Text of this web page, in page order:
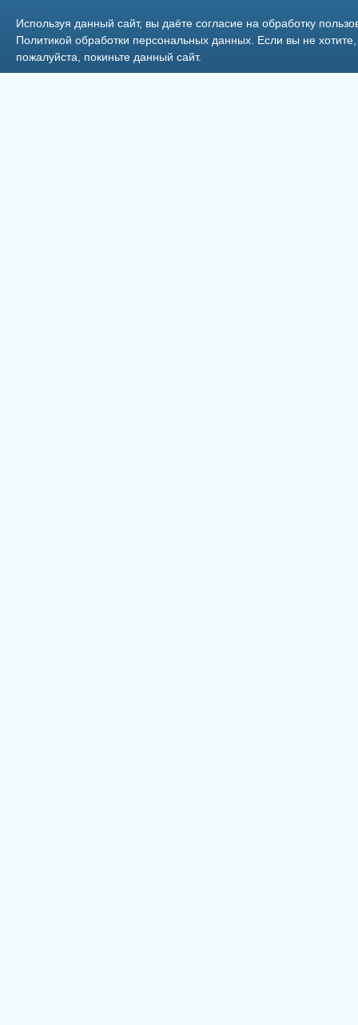
Используя данный сайт, вы даёте согласие на обработку
Политикой обработки персональных данных . Если вы не
пожалуйста, покиньте данный сайт.